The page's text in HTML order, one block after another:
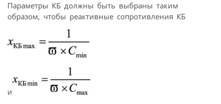
Параметры КБ должны быть выбраны таким
образом, чтобы реактивные сопротивления КБ
и